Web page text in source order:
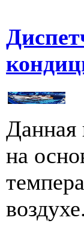
Данная
на